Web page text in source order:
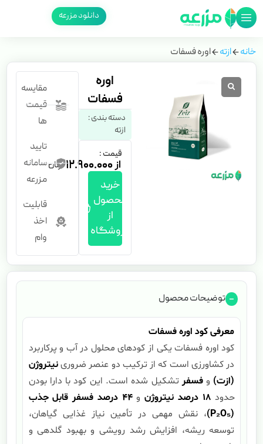
دانلود مزرعه
خانه ازته اوره فسفات
اوره
فسفات
دسته بندی :
ازته
قیمت :
۱۲.۹۰۰.۰۰۰
خرید
محصول
از
فروشگاه
مقایسه
قیمت
ها
تایید
سامانه
مزرعه
قابلیت
اخذ
وام
توضیحات محصول
معرفی کود اوره فسفات
کود اوره فسفات یکی از کودهای محلول در آب و پرکاربرد
در کشاورزی است که از ترکیب دو عنصر ضرورینیتروژن
(ازت) وفسفر تشکیل شده است. این کود با دارا بودن
حدود18 درصد نیتروژنو44 درصد فسفر قابل جذب
(P₂O₅)
، نقش مهمی در تأمین نیاز غذایی گیاهان،
توسعه ریشه، افزایش رشد رویشی و بهبود گلدهی و